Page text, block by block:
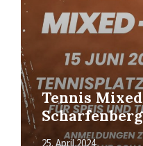
Tennis
Scharfenberg
25. April 2024